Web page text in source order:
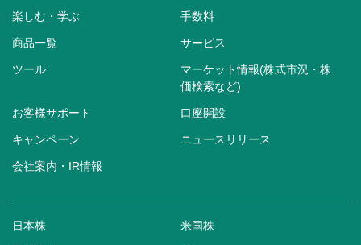
楽しむ・学ぶ 手数料
商品一覧 サービス
ツール
マーケット情報(株式市況・株
価検索など)
お客様サポート 口座開設
キャンペーン ニュースリリース
会社案内・IR情報
日本株 米国株